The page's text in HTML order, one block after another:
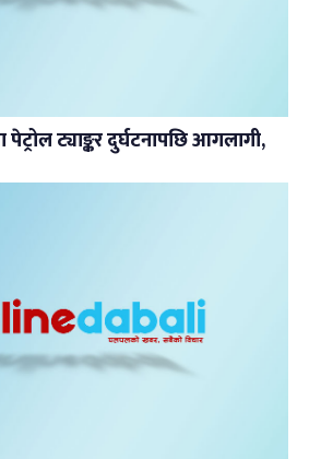
ट्याङ्कर दुर्घटनापछि आगलागी,